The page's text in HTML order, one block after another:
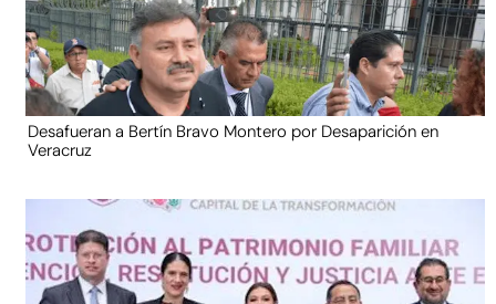
Desafueran a Bertín Bravo Montero por Desaparición en
Veracruz